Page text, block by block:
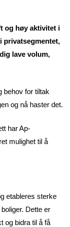
og høy aktivitet i
privatsegmentet,
lave volum,
behov for tiltak
og nå haster det.
har Ap-
mulighet til å
etableres sterke
Dette er
og bidra til å få